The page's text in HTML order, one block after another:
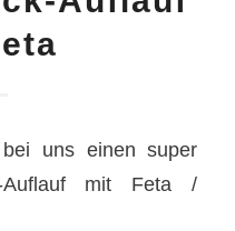
uns einen super
Auflauf mit Feta /